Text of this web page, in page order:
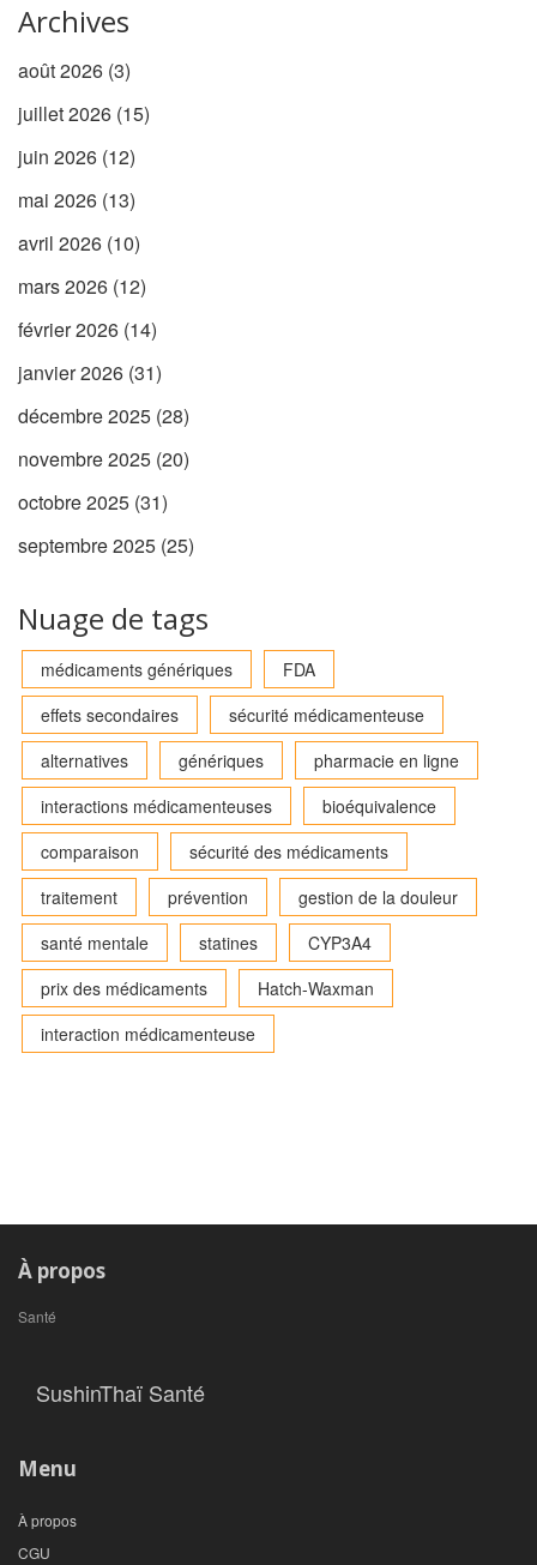
Archives
août 2026 (3)
juillet 2026 (15)
juin 2026 (12)
mai 2026 (13)
avril 2026 (10)
mars 2026 (12)
février 2026 (14)
janvier 2026 (31)
décembre 2025 (28)
novembre 2025 (20)
octobre 2025 (31)
septembre 2025 (25)
Nuage de tags
médicaments génériques
FDA
effets secondaires
sécurité médicamenteuse
alternatives
génériques
pharmacie en ligne
interactions médicamenteuses
bioéquivalence
comparaison
sécurité des médicaments
traitement
prévention
gestion de la douleur
santé mentale
statines
CYP3A4
prix des médicaments
Hatch-Waxman
interaction médicamenteuse
À propos
Santé
SushinThaï Santé
Menu
À propos
CGU